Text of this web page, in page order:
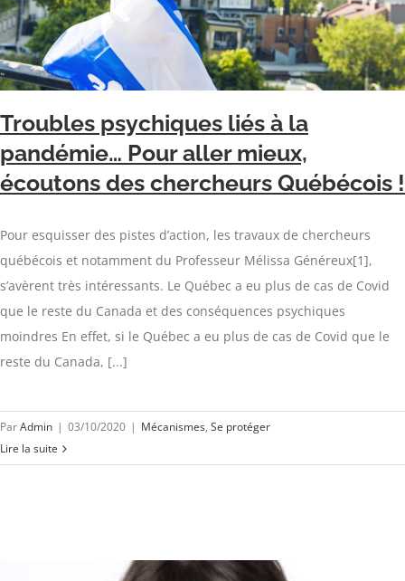
Troubles psychiques liés à la
pandémie… Pour aller mieux,
écoutons des chercheurs Québécois !
Pour esquisser des pistes d’action, les travaux de chercheurs
québécois et notamment du Professeur Mélissa Généreux[1],
s’avèrent très intéressants. Le Québec a eu plus de cas de Covid
que le reste du Canada et des conséquences psychiques
moindres En effet, si le Québec a eu plus de cas de Covid que le
reste du Canada, [...]
ParAdmin | 03/10/2020 | Mécanismes, Se protéger
Lire la suite